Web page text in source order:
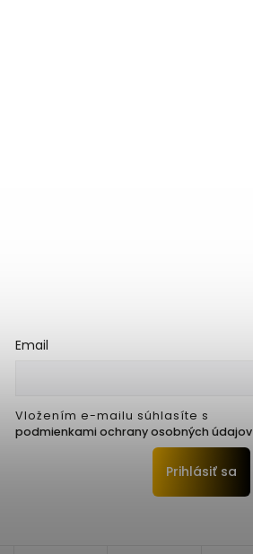
Email
Vložením e-mailu súhlasíte s
podmienkami ochrany osobných údajov
Prihlásiť sa